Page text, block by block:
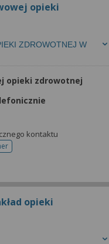
opieki
ZDROWOTNEJ W
opieki zdrowotnej
kontaktu
do rejestracji
opieki